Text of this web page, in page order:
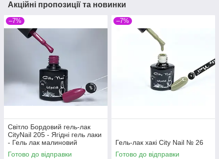
Акційні пропозиції та новинки
–7%
Світло Бордовий гель-лак
CityNail 205 - Ягідні гель лаки
- Гель лак малиновий
рожевий
Готово до відправки
–7%
Гель-лак хакі City Nail № 26
Готово до відправки